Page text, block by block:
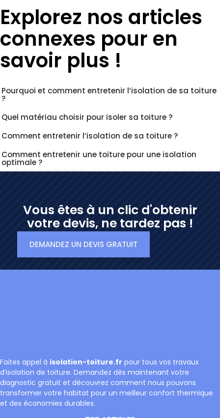
Explorez nos articles
connexes pour en
savoir plus !
Pourquoi et comment entretenir l’isolation de sa toiture
?
Quel matériau choisir pour isoler sa toiture ?
Comment entretenir l’isolation de sa toiture ?
Comment entretenir une toiture pour une isolation
optimale ?
Vous êtes à un clic d'obtenir
votre devis, ne tardez pas !
DEMANDEZ UN DEVIS GRATUIT
Faites appel à isolation-toiture.fr pour tous vos travaux
d’isolation de toiture. Demandez dès maintenant votre
diagnostic gratuit et découvrez comment nous pouvons
transformer votre habitat pour un meilleur confort thermique
et des économies durables.